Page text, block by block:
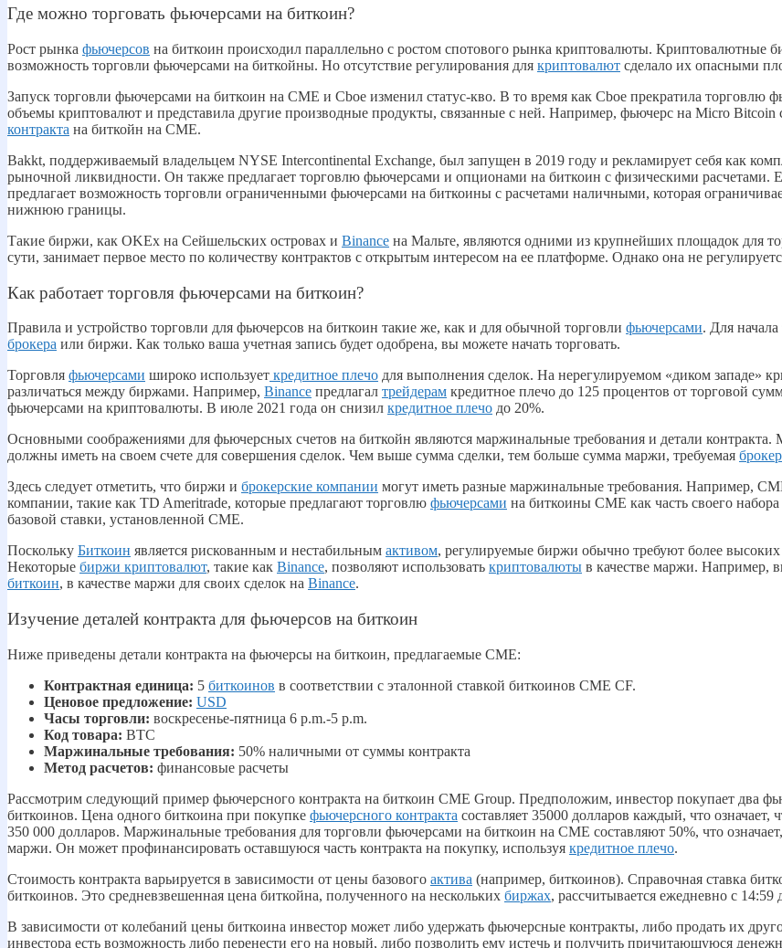
Где можно торговать фьючерсами на биткоин?
Рост рынка фьючерсов на биткоин происходил параллельно с ростом спотового рынка криптовалюты.
возможность торговли фьючерсами на биткойны. Но отсутствие регулирования для криптовалют сделало их опасными
Запуск торговли фьючерсами на биткоин на CME и Cboe изменил статус-кво. В то время как Cboe прекратила торговлю
объемы криптовалют и представила другие производные продукты, связанные с ней. Например, фьючерс на Micro Bitcoin
контракта на биткойн на CME.
Bakkt, поддерживаемый владельцем NYSE Intercontinental Exchange, был запущен в 2019 году и рекламирует себя как
рыночной ликвидности. Он также предлагает торговлю фьючерсами и опционами на биткоин с физическими расчетами.
предлагает возможность торговли ограниченными фьючерсами на биткоины с расчетами наличными, которая
нижнюю границы.
Такие биржи, как OKEx на Сейшельских островах и Binance на Мальте, являются одними из крупнейших площадок для
сути, занимает первое место по количеству контрактов с открытым интересом на ее платформе. Однако она не
Как работает торговля фьючерсами на биткоин?
Правила и устройство торговли для фьючерсов на биткоин такие же, как и для обычной торговли фьючерсами. Для
брокера или биржи. Как только ваша учетная запись будет одобрена, вы можете начать торговать.
Торговля фьючерсами широко использует кредитное плечо для выполнения сделок. На нерегулируемом «диком западе»
различаться между биржами. Например, Binance предлагал трейдерам кредитное плечо до 125 процентов от торговой
фьючерсами на криптовалюты. В июле 2021 года он снизил кредитное плечо до 20%.
Основными соображениями для фьючерсных счетов на биткойн являются маржинальные требования и детали
должны иметь на своем счете для совершения сделок. Чем выше сумма сделки, тем больше сумма маржи, требуемая
Здесь следует отметить, что биржи и брокерские компании могут иметь разные маржинальные требования. Например,
компании, такие как TD Ameritrade, которые предлагают торговлю фьючерсами на биткоины CME как часть своего
базовой ставки, установленной CME.
Поскольку Биткоин является рискованным и нестабильным активом, регулируемые биржи обычно требуют более
Некоторые биржи криптовалют, такие как Binance, позволяют использовать криптовалюты в качестве маржи. Например,
биткоин, в качестве маржи для своих сделок на Binance.
Изучение деталей контракта для фьючерсов на биткоин
Ниже приведены детали контракта на фьючерсы на биткоин, предлагаемые CME:
Контрактная единица: 5 биткоинов в соответствии с эталонной ставкой биткоинов CME CF.
Ценовое предложение: USD
Часы торговли: воскресенье-пятница 6 p.m.-5 p.m.
Код товара: BTC
Маржинальные требования: 50% наличными от суммы контракта
Метод расчетов: финансовые расчеты
Рассмотрим следующий пример фьючерсного контракта на биткоин CME Group. Предположим, инвестор покупает два
биткоинов. Цена одного биткоина при покупке фьючерсного контракта составляет 35000 долларов каждый, что
350 000 долларов. Маржинальные требования для торговли фьючерсами на биткоин на CME составляют 50%, что
маржи. Он может профинансировать оставшуюся часть контракта на покупку, используя кредитное плечо.
Стоимость контракта варьируется в зависимости от цены базового актива (например, биткоинов). Справочная ставка
биткоинов. Это средневзвешенная цена биткойна, полученного на нескольких биржах, рассчитывается ежедневно с 14:59
В зависимости от колебаний цены биткоина инвестор может либо удержать фьючерсные контракты, либо продать их
инвестора есть возможность либо перенести его на новый, либо позволить ему истечь и получить причитающуюся